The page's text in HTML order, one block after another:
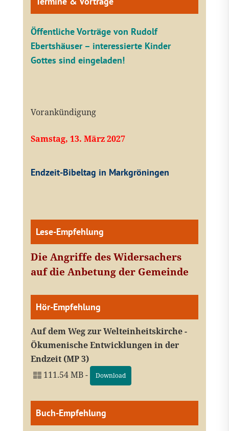
Öffentliche Vorträge von Rudolf
Ebertshäuser – interessierte Kinder
Gottes sind eingeladen!
Vorankündigung
Samstag, 13. März 2027
Endzeit-Bibeltag in Markgröningen
Lese-Empfehlung
Die Angriffe des Widersachers
auf die Anbetung der Gemeinde
Hör-Empfehlung
Auf dem Weg zur Welteinheitskirche -
Ökumenische Entwicklungen in der
Endzeit (MP 3)
111.54 MB -
Download
Buch-Empfehlung